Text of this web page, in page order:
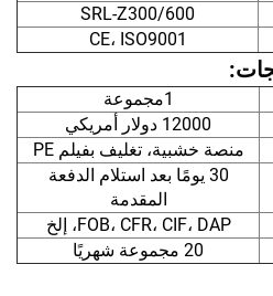
SRL-Z300/600
CE، ISO9001
1مجموعة
12000 دولار أمريكي
منصة خشبية، تغليف بفيلم PE
30 يومًا بعد استلام الدفعة
المقدمة
FOB، CFR، CIF، DAP، إلخ
20 مجموعة شهريًا